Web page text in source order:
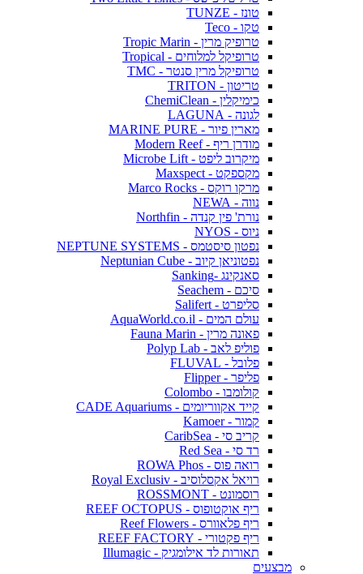
טונז - TUNZE
טקו - Teco
טרופיק מרין - Tropic Marin
טרופיקל למלוחים - Tropical
טרופיקל מרין סנטר - TMC
טריטון - TRITON
כימיקלין - ChemiClean
לגונה - LAGUNA
מארין פיור - MARINE PURE
מודרן ריף - Modern Reef
מיקרוב ליפט - Microbe Lift
מקספקט - Maxspect
מרקו רוקס - Marco Rocks
נווה - NEWA
נורת' פין קנדה - Northfin
ניוס - NYOS
נפטון סיסטמס - NEPTUNE SYSTEMS
נפטוניאן קיוב - Neptunian Cube
סאנקינג -Sanking
סיכם - Seachem
סליפרט - Salifert
עולם המים - AquaWorld.co.il
פאונה מרין - Fauna Marin
פוליפ לאב - Polyp Lab
פלובל - FLUVAL
פליפר - Flipper
קולומבו - Colombo
קייד אקווריומים - CADE Aquariums
קמור - Kamoer
קריב סי - CaribSea
רד סי - Red Sea
רואה פוס - ROWA Phos
רויאל אקסלוסיב - Royal Exclusiv
רוסמונט - ROSSMONT
ריף אוקטופוס - REEF OCTOPUS
ריף פלאוורס - Reef Flowers
ריף פקטורי - REEF FACTORY
תאורות לד אילומגיק - Illumagic
מבצעים